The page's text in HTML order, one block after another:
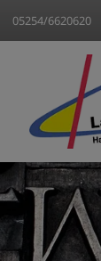
05254/6620620